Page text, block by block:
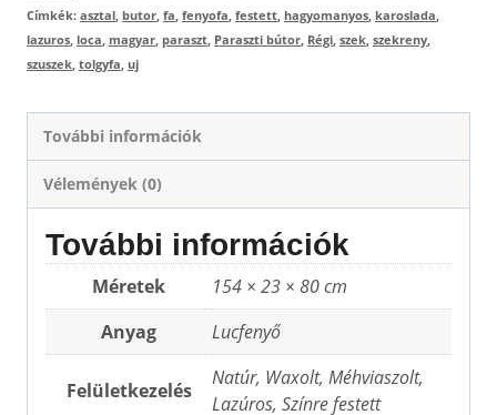
Címkék: asztal butor fa fenyofa festett hagyomanyos karoslada
lazuros loca magyar paraszt Paraszti bútor Régi szek szekreny
szuszek tolgyfa uj
További információk
Vélemények (0)
További információk
Méretek
154 × 23 × 80 cm
Anyag
Lucfenyő
Felületkezelés
Natúr, Waxolt, Méhviaszolt,
Lazúros, Színre festett